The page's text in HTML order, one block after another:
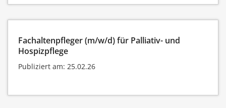
Fachaltenpfleger (m/w/d) für Palliativ- und
Hospizpflege
Publiziert am: 25.02.26